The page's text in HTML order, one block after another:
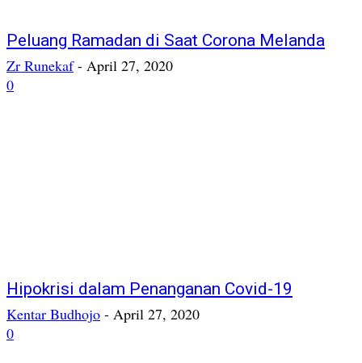
Peluang Ramadan di Saat Corona Melanda
Zr Runekaf - April 27, 2020
0
Hipokrisi dalam Penanganan Covid-19
Kentar Budhojo - April 27, 2020
0